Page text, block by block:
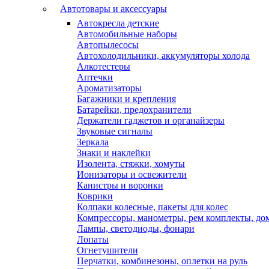
Автотовары и аксессуары
Автокресла детские
Автомобильные наборы
Автопылесосы
Автохолодильники, аккумуляторы холода
Алкотестеры
Аптечки
Ароматизаторы
Багажники и крепления
Батарейки, предохранители
Держатели гаджетов и органайзеры
Звуковые сигналы
Зеркала
Знаки и наклейки
Изолента, стяжки, хомуты
Ионизаторы и освежители
Канистры и воронки
Коврики
Колпаки колесные, пакеты для колес
Компрессоры, манометры, рем комплекты,
Лампы, светодиоды, фонари
Лопаты
Огнетушители
Перчатки, комбинезоны, оплетки на руль